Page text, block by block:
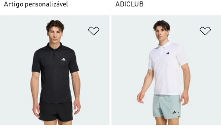
Artigo personalizável
ADICLUB
Adicionar à Lista de Desejos